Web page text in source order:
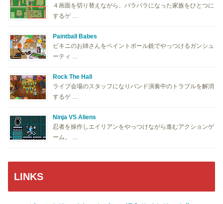
４画面を切り替えながら、バラバラになった家族をひとつに
するゲ …
Paintball Babes
ビキニのお姉さんをペイントボール銃でやっつけるガンシュ
ーティ …
Rock The Hall
ライブ会場のスタッフになりバンド演奏中のトラブルを解消
するゲ …
Ninja VS Aliens
忍者を操作しエイリアンをやっつけながら進むアクションゲ
ーム。 …
LINKS